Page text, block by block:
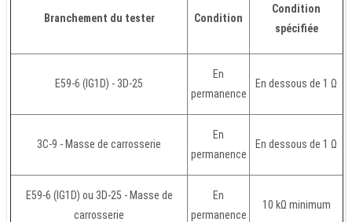
Branchement du tester Condition
Condition
spécifiée
E59-6 (IG1D) - 3D-25
En
permanence
En dessous de 1 Ω
3C-9 - Masse de carrosserie
En
permanence
En dessous de 1 Ω
E59-6 (IG1D) ou 3D-25 - Masse de
carrosserie
En
permanence
10 kΩ minimum